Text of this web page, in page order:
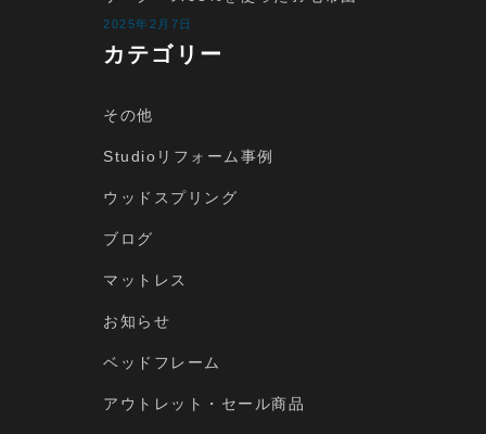
2025年2月7日
カテゴリー
その他
Studioリフォーム事例
ウッドスプリング
ブログ
マットレス
お知らせ
ベッドフレーム
アウトレット・セール商品